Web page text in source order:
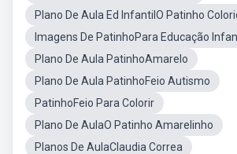
Plano De Aula Ed InfantilO Patinho
Imagens De PatinhoPara Educação
Plano De Aula PatinhoAmarelo
Plano De Aula PatinhoFeio Autismo
PatinhoFeio Para Colorir
Plano De AulaO Patinho Amarelinho
Planos De AulaClaudia Correa